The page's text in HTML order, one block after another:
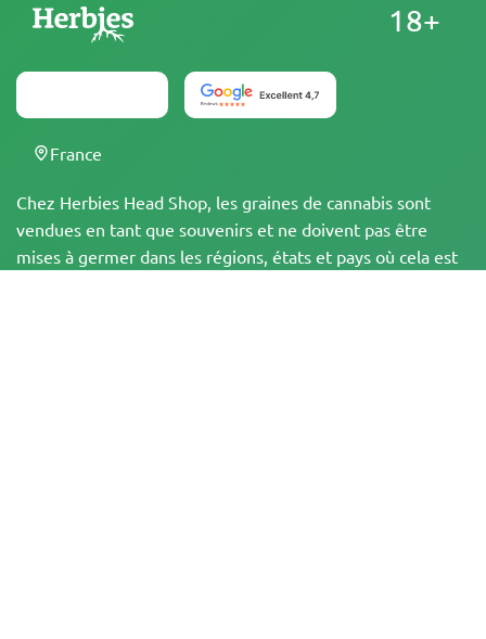
Chez Herbies Head Shop, les graines de cannabis sont
vendues en tant que souvenirs et ne doivent pas être
mises à germer dans les régions, états et pays où cela est
18+
France